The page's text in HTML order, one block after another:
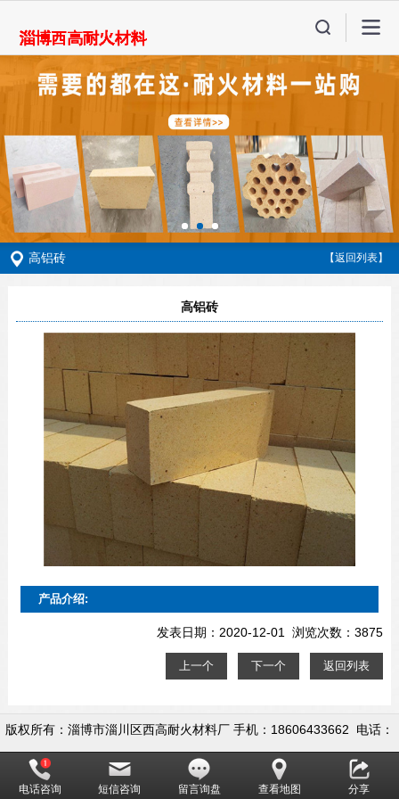
高铝砖 【返回列表】
高铝砖
产品介绍:
发表日期：2020-12-01 浏览次数：3875
上一个 下一个 返回列表
版权所有：淄博市淄川区西高耐火材料厂 手机：18606433662 电话：
0533-5558722 地址：淄博市淄川区昆仑镇西高村
网址：www.ziboyingdegas.com
电话咨询 短信咨询 留言询盘 查看地图 分享